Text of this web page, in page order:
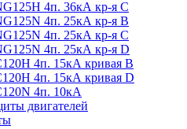
4п. 36кА кр-я C
4п. 25кА кр-я B
4п. 25кА кр-я C
4п. 25кА кр-я D
4п. 15кА кривая B
4п. 15кА кривая D
4п. 10кА
двигателей